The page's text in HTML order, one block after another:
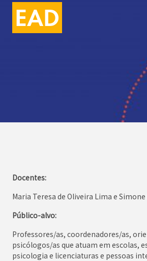
EAD
Docentes:
Maria Teresa de Oliveira Lima e
Público-alvo:
Professores/as, coordenadores/as,
psicólogos/as que atuam em escolas,
psicologia e licenciaturas e pessoas